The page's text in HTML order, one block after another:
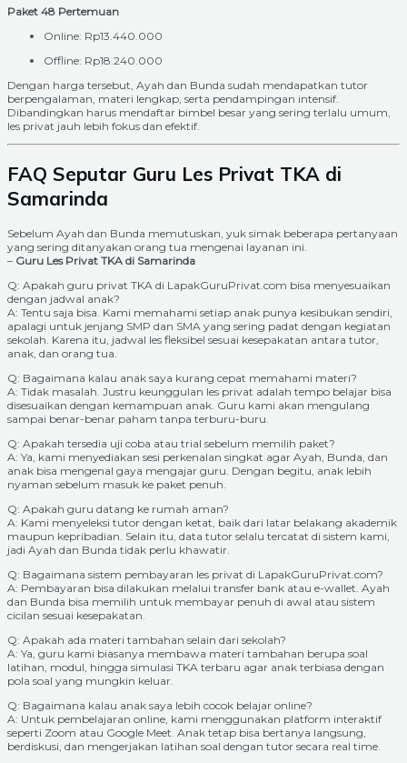
Paket 48 Pertemuan
Online: Rp13.440.000
Offline: Rp18.240.000
Dengan harga tersebut, Ayah dan Bunda sudah mendapatkan tutor
berpengalaman, materi lengkap, serta pendampingan intensif.
Dibandingkan harus mendaftar bimbel besar yang sering terlalu umum,
les privat jauh lebih fokus dan efektif.
FAQ Seputar Guru Les Privat TKA di
Samarinda
Sebelum Ayah dan Bunda memutuskan, yuk simak beberapa pertanyaan
yang sering ditanyakan orang tua mengenai layanan ini.
– Guru Les Privat TKA di Samarinda
Q: Apakah guru privat TKA di LapakGuruPrivat.com bisa menyesuaikan
dengan jadwal anak?
A: Tentu saja bisa. Kami memahami setiap anak punya kesibukan sendiri,
apalagi untuk jenjang SMP dan SMA yang sering padat dengan kegiatan
sekolah. Karena itu, jadwal les fleksibel sesuai kesepakatan antara tutor,
anak, dan orang tua.
Q: Bagaimana kalau anak saya kurang cepat memahami materi?
A: Tidak masalah. Justru keunggulan les privat adalah tempo belajar bisa
disesuaikan dengan kemampuan anak. Guru kami akan mengulang
sampai benar-benar paham tanpa terburu-buru.
Q: Apakah tersedia uji coba atau trial sebelum memilih paket?
A: Ya, kami menyediakan sesi perkenalan singkat agar Ayah, Bunda, dan
anak bisa mengenal gaya mengajar guru. Dengan begitu, anak lebih
nyaman sebelum masuk ke paket penuh.
Q: Apakah guru datang ke rumah aman?
A: Kami menyeleksi tutor dengan ketat, baik dari latar belakang akademik
maupun kepribadian. Selain itu, data tutor selalu tercatat di sistem kami,
jadi Ayah dan Bunda tidak perlu khawatir.
Q: Bagaimana sistem pembayaran les privat di LapakGuruPrivat.com?
A: Pembayaran bisa dilakukan melalui transfer bank atau e-wallet. Ayah
dan Bunda bisa memilih untuk membayar penuh di awal atau sistem
cicilan sesuai kesepakatan.
Q: Apakah ada materi tambahan selain dari sekolah?
A: Ya, guru kami biasanya membawa materi tambahan berupa soal
latihan, modul, hingga simulasi TKA terbaru agar anak terbiasa dengan
pola soal yang mungkin keluar.
Q: Bagaimana kalau anak saya lebih cocok belajar online?
A: Untuk pembelajaran online, kami menggunakan platform interaktif
seperti Zoom atau Google Meet. Anak tetap bisa bertanya langsung,
berdiskusi, dan mengerjakan latihan soal dengan tutor secara real time.